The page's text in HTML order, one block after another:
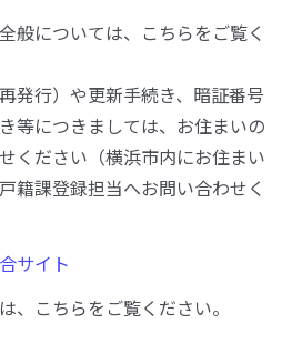
般については、こちらをご覧く
発行）や更新手続き、暗証番号
等につきましては、お住まいの
ください（横浜市内にお住まい
籍課登録担当へお問い合わせく
サイト
こちらをご覧ください。